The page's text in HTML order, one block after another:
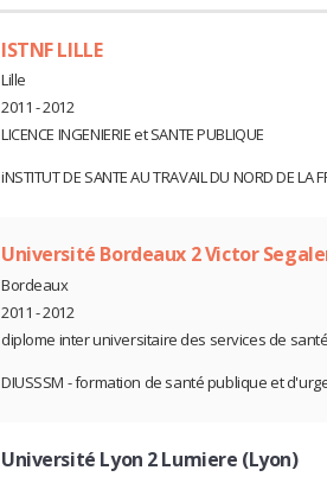
ISTNF LILLE
Lille
2011 - 2012
LICENCE INGENIERIE et SANTE PUBLIQUE
iNSTITUT DE SANTE AU TRAVAIL DU NORD DE LA
Université Bordeaux 2 Victor
Bordeaux
2011 - 2012
diplome inter universitaire des services de
DIUSSSM - formation de santé publique et
Université Lyon 2 Lumiere (Lyon)